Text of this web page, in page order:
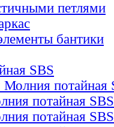
петлями
бантики
SBS
Молния потайная
потайная SBS
потайная SBS